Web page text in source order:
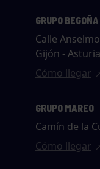
GRUPO BEGOÑA
Calle
Gijón -
Cómo llegar
GRUPO MAREO
Camín de la
Cómo llegar